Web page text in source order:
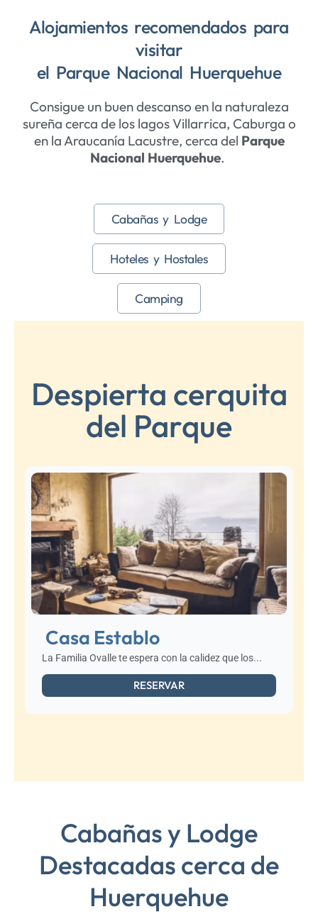
Alojamientos recomendados para
visitar
el Parque Nacional Huerquehue
Consigue un buen descanso en la naturaleza
sureña cerca de los lagos Villarrica, Caburga o
en la Araucanía Lacustre, cerca del Parque
Nacional Huerquehue.
Cabañas y Lodge
Hoteles y Hostales
Camping
Despierta cerquita
del Parque
Casa Establo
La Familia Ovalle te espera con la calidez que los...
RESERVAR
Cabañas y Lodge
Destacadas cerca de
Huerquehue